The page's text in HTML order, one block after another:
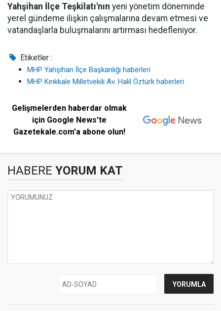
Yahşihan İlçe Teşkilatı'nın yeni yönetim döneminde
yerel gündeme ilişkin çalışmalarına devam etmesi ve
vatandaşlarla buluşmalarını artırması hedefleniyor.
Etiketler :
MHP Yahşihan İlçe Başkanlığı haberleri
MHP Kırıkkale Milletvekili Av. Halil Öztürk haberleri
Gelişmelerden haberdar olmak
için Google News'te
Gazetekale.com'a abone olun!
HABERE YORUM KAT